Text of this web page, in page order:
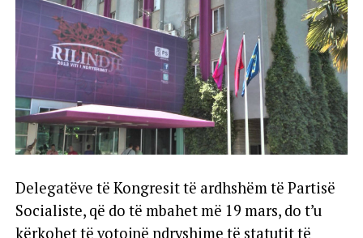
Delegatëve të Kongresit të ardhshëm të Partisë
Socialiste, që do të mbahet më 19 mars, do t’u
kërkohet të votojnë ndryshime të statutit të